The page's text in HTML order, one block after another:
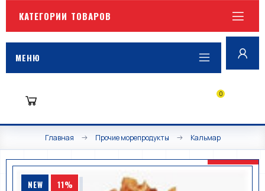
КАТЕГОРИИ ТОВАРОВ
МЕНЮ
0
Главная Прочие морепродукты Кальмар
NEW 11%